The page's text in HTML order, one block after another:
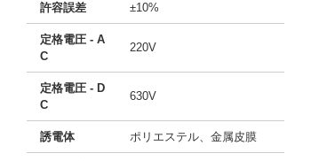
許容誤差 ±10%
定格電圧 - A
C
220V
定格電圧 - D
C
630V
誘電体 ポリエステル、金属皮膜